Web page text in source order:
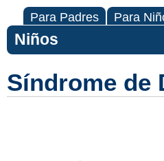
Para Padres Para
Niños
Síndrome de